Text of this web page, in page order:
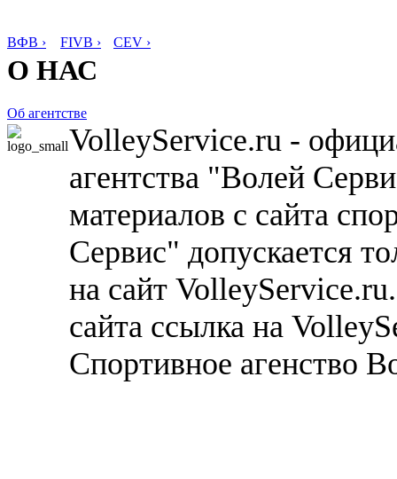
ВФВ › FIVB › CEV ›
О НАС
Об агентстве
VolleyService.ru -
агентства "Волей
материалов с сайта
Сервис" допускается
на сайт
сайта ссылка на
Спортивное агенство